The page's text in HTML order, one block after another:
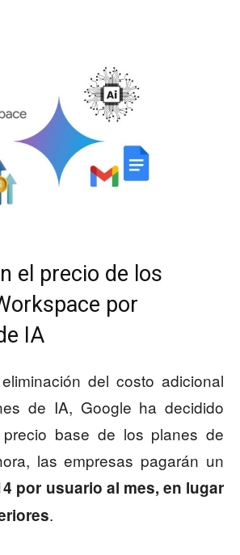
el precio de los
por
IA
del costo adicional
de IA, Google ha decidido
precio base de los planes de
las empresas pagarán un
por usuario al mes, en lugar
.